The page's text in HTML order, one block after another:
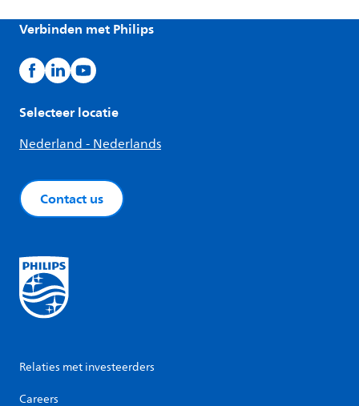
Verbinden met Philips
Selecteer locatie
Nederland - Nederlands
Contact us
Relaties met investeerders
Careers